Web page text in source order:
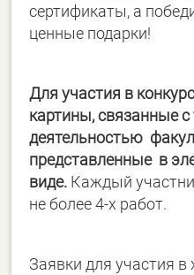
сертификаты, а
ценные подарки!
Для участия в
картины, связанные
деятельностью
представленные в
виде. Каждый
не более 4-х работ.
Заявки для участия